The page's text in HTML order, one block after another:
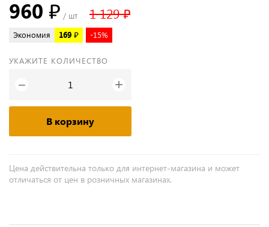
960 ₽ / шт 1 129 ₽
Экономия 169 ₽ -15%
УКАЖИТЕ КОЛИЧЕСТВО
− +
В корзину
Цена действительна только для интернет-магазина и может
отличаться от цен в розничных магазинах.